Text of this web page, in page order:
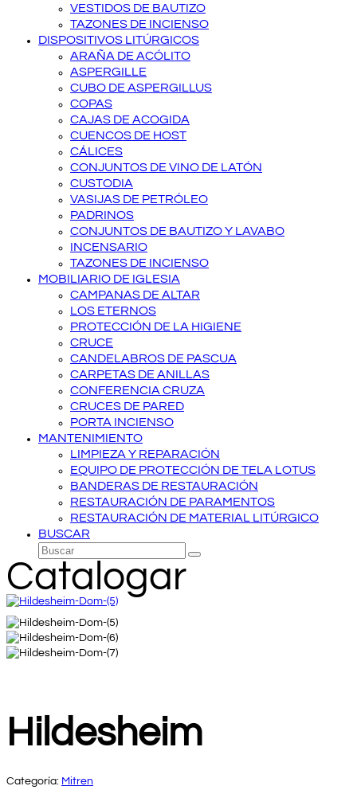
VESTIDOS DE BAUTIZO
TAZONES DE INCIENSO
DISPOSITIVOS LITÚRGICOS
ARAÑA DE ACÓLITO
ASPERGILLE
CUBO DE ASPERGILLUS
COPAS
CAJAS DE ACOGIDA
CUENCOS DE HOST
CÁLICES
CONJUNTOS DE VINO DE LATÓN
CUSTODIA
VASIJAS DE PETRÓLEO
PADRINOS
CONJUNTOS DE BAUTIZO Y LAVABO
INCENSARIO
TAZONES DE INCIENSO
MOBILIARIO DE IGLESIA
CAMPANAS DE ALTAR
LOS ETERNOS
PROTECCIÓN DE LA HIGIENE
CRUCE
CANDELABROS DE PASCUA
CARPETAS DE ANILLAS
CONFERENCIA CRUZA
CRUCES DE PARED
PORTA INCIENSO
MANTENIMIENTO
LIMPIEZA Y REPARACIÓN
EQUIPO DE PROTECCIÓN DE TELA LOTUS
BANDERAS DE RESTAURACIÓN
RESTAURACIÓN DE PARAMENTOS
RESTAURACIÓN DE MATERIAL LITÚRGICO
BUSCAR
Buscar
Enviar
Catalogar
Hildesheim
Categoría: Mitren